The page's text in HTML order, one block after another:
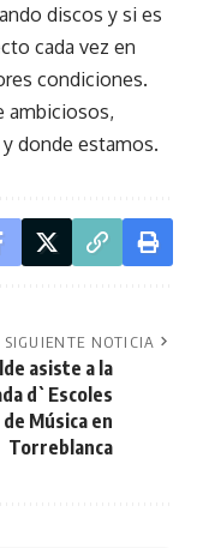
discos y si es
cada vez en
condiciones.
ambiciosos,
donde estamos.
SIGUIENTE NOTICIA
asiste a la
d`Escoles
de Música en
Torreblanca